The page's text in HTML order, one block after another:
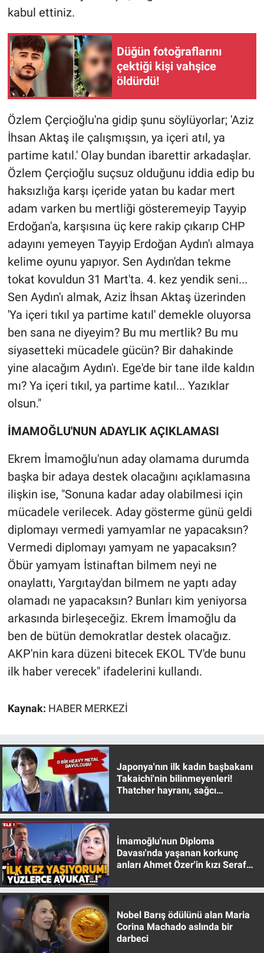
kabul ettiniz.
Düğün fotoğraflarını
çektiği kişi vahşice
öldürdü!
Özlem Çerçioğlu'na gidip şunu söylüyorlar; 'Aziz
İhsan Aktaş ile çalışmışsın, ya içeri atıl, ya
partime katıl.' Olay bundan ibarettir arkadaşlar.
Özlem Çerçioğlu suçsuz olduğunu iddia edip bu
haksızlığa karşı içeride yatan bu kadar mert
adam varken bu mertliği gösteremeyip Tayyip
Erdoğan'a, karşısına üç kere rakip çıkarıp CHP
adayını yemeyen Tayyip Erdoğan Aydın'ı almaya
kelime oyunu yapıyor. Sen Aydın'dan tekme
tokat kovuldun 31 Mart'ta. 4. kez yendik seni...
Sen Aydın'ı almak, Aziz İhsan Aktaş üzerinden
'Ya içeri tıkıl ya partime katıl' demekle oluyorsa
ben sana ne diyeyim? Bu mu mertlik? Bu mu
siyasetteki mücadele gücün? Bir dahakinde
yine alacağım Aydın'ı. Ege'de bir tane ilde kaldın
mı? Ya içeri tıkıl, ya partime katıl... Yazıklar
olsun."
İMAMOĞLU'NUN ADAYLIK AÇIKLAMASI
Ekrem İmamoğlu'nun aday olamama durumda
başka bir adaya destek olacağını açıklamasına
ilişkin ise, "Sonuna kadar aday olabilmesi için
mücadele verilecek. Aday gösterme günü geldi
diplomayı vermedi yamyamlar ne yapacaksın?
Vermedi diplomayı yamyam ne yapacaksın?
Öbür yamyam İstinaftan bilmem neyi ne
onaylattı, Yargıtay'dan bilmem ne yaptı aday
olamadı ne yapacaksın? Bunları kim yeniyorsa
arkasında birleşeceğiz. Ekrem İmamoğlu da
ben de bütün demokratlar destek olacağız.
AKP'nin kara düzeni bitecek EKOL TV'de bunu
ilk haber verecek" ifadelerini kullandı.
Kaynak: HABER MERKEZİ
Japonya'nın ilk kadın başbakanı
Takaichi'nin bilinmeyenleri!
Thatcher hayranı, sağcı
İmamoğlu'nun Diploma
Davası'nda yaşanan korkunç
anları Ahmet Özer'in kızı Seraf
Nobel Barış ödülünü alan Maria
Corina Machado aslında bir
darbeci